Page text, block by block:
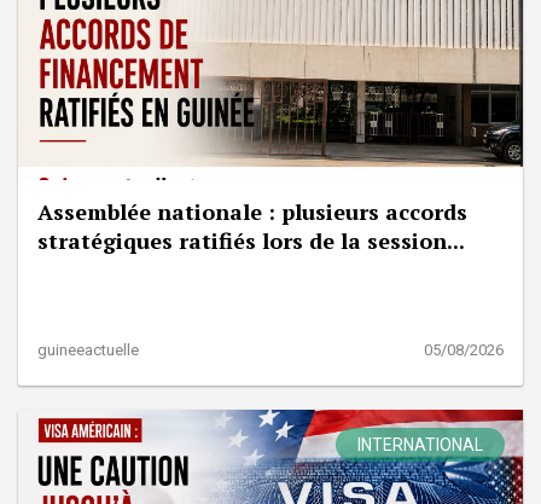
Assemblée nationale : plusieurs accords
stratégiques ratifiés lors de la session...
guineeactuelle 05/08/2026
INTERNATIONAL